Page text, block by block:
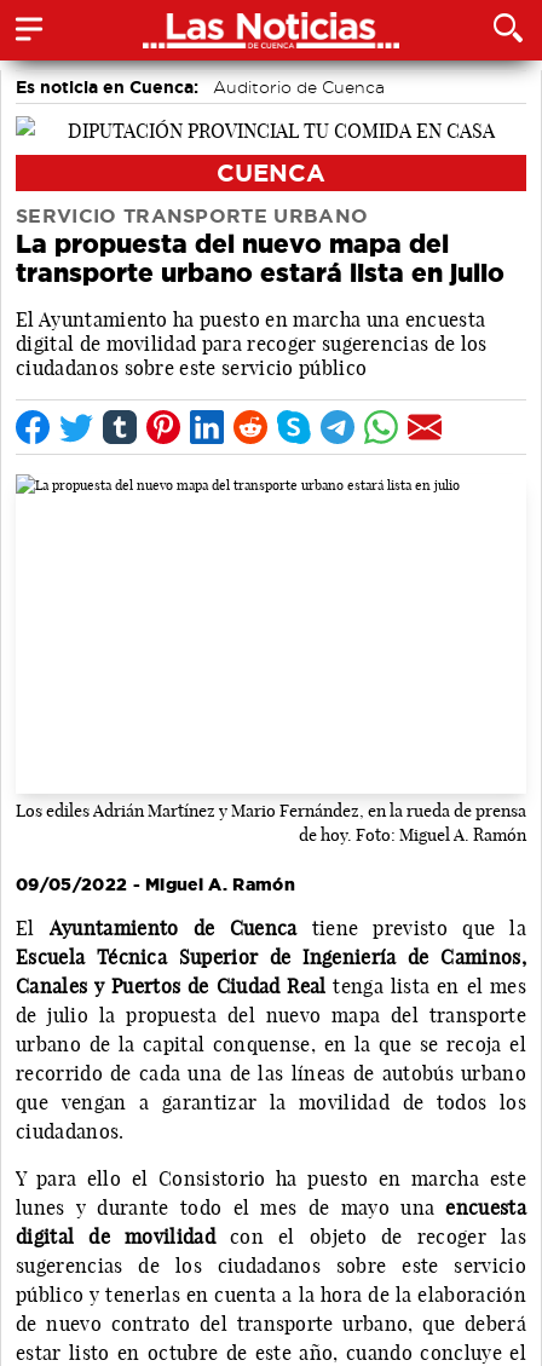
Es noticia en Cuenca: Auditorio de Cuenca
CUENCA
SERVICIO TRANSPORTE URBANO
La propuesta del nuevo mapa del
transporte urbano estará lista en julio
El Ayuntamiento ha puesto en marcha una encuesta
digital de movilidad para recoger sugerencias de los
ciudadanos sobre este servicio público
Los ediles Adrián Martínez y Mario Fernández, en la rueda de prensa
de hoy. Foto: Miguel A. Ramón
09/05/2022 - Miguel A. Ramón
El Ayuntamiento de Cuenca tiene previsto que la
Escuela Técnica Superior de Ingeniería de Caminos,
Canales y Puertos de Ciudad Realtenga lista en el mes
de julio la propuesta del nuevo mapa del transporte
urbano de la capital conquense, en la que se recoja el
recorrido de cada una de las líneas de autobús urbano
que vengan a garantizar la movilidad de todos los
ciudadanos.
Y para ello el Consistorio ha puesto en marcha este
lunes y durante todo el mes de mayo unaencuesta
digital de movilidadcon el objeto de recoger las
sugerencias de los ciudadanos sobre este servicio
público y tenerlas en cuenta a la hora de la elaboración
de nuevo contrato del transporte urbano, que deberá
estar listo en octubre de este año, cuando concluye el